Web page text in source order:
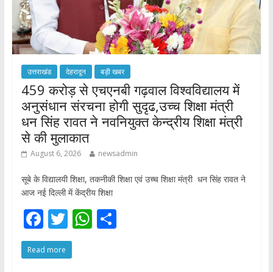
उत्तराखंड देहरादून बड़ी खबर
459 करोड़ से एचएनबी गढ़वाल विश्वविद्यालय में
अनुसंधान संरचना होगी सुदृढ,उच्च शिक्षा मंत्री
धन सिंह रावत ने नवनियुक्त केन्द्रीय शिक्षा मंत्री
से की मुलाकात
August 6, 2026 newsadmin
सूबे के विद्यालयी शिक्षा, तकनीकी शिक्षा एवं उच्च शिक्षा मंत्री धन सिंह रावत ने
आज नई दिल्ली में केंद्रीय शिक्षा
F
ac
e
T
w
itt
W S
Read more